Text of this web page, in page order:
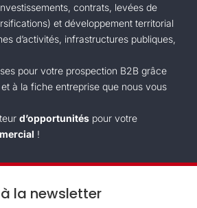
contrats, levées de
et développement territorial
d’activités, infrastructures publiques,
pour votre prospection B2B grâce
à la fiche entreprise que nous vous
d’opportunités pour votre
!
la newsletter